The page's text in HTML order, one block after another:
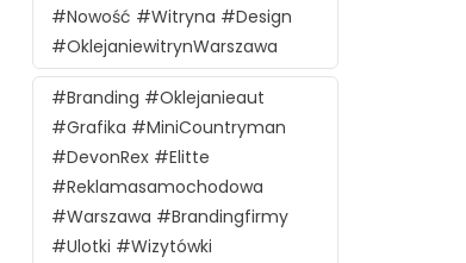
#nowość #witryna #design
#oklejaniewitrynWarszawa
#branding #oklejanieaut
#grafika #MiniCountryman
#DevonRex #Elitte
#reklamasamochodowa
#Warszawa #brandingfirmy
#ulotki #wizytówki